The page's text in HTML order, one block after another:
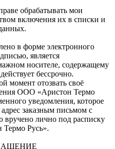
обрабатывать мои
включения их в списки и
в форме электронного
является
носителе, содержащему
бессрочно.
момент отозвать своё
ООО «Аристон Термо
уведомления, которое
заказным письмом с
вручено лично под расписку
Русь».